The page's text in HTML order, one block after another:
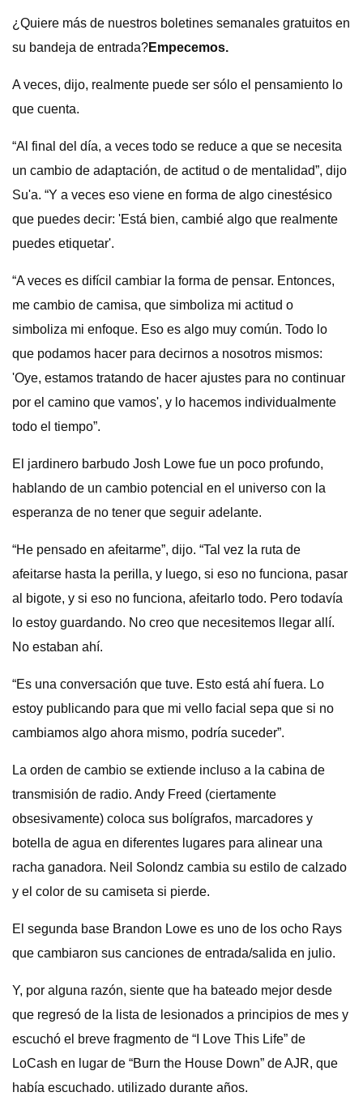
¿Quiere más de nuestros boletines semanales gratuitos en
su bandeja de entrada?Empecemos.
A veces, dijo, realmente puede ser sólo el pensamiento lo
que cuenta.
“Al final del día, a veces todo se reduce a que se necesita
un cambio de adaptación, de actitud o de mentalidad”, dijo
Su'a. “Y a veces eso viene en forma de algo cinestésico
que puedes decir: 'Está bien, cambié algo que realmente
puedes etiquetar'.
“A veces es difícil cambiar la forma de pensar. Entonces,
me cambio de camisa, que simboliza mi actitud o
simboliza mi enfoque. Eso es algo muy común. Todo lo
que podamos hacer para decirnos a nosotros mismos:
'Oye, estamos tratando de hacer ajustes para no continuar
por el camino que vamos', y lo hacemos individualmente
todo el tiempo”.
El jardinero barbudo Josh Lowe fue un poco profundo,
hablando de un cambio potencial en el universo con la
esperanza de no tener que seguir adelante.
“He pensado en afeitarme”, dijo. “Tal vez la ruta de
afeitarse hasta la perilla, y luego, si eso no funciona, pasar
al bigote, y si eso no funciona, afeitarlo todo. Pero todavía
lo estoy guardando. No creo que necesitemos llegar allí.
No estaban ahí.
“Es una conversación que tuve. Esto está ahí fuera. Lo
estoy publicando para que mi vello facial sepa que si no
cambiamos algo ahora mismo, podría suceder”.
La orden de cambio se extiende incluso a la cabina de
transmisión de radio. Andy Freed (ciertamente
obsesivamente) coloca sus bolígrafos, marcadores y
botella de agua en diferentes lugares para alinear una
racha ganadora. Neil Solondz cambia su estilo de calzado
y el color de su camiseta si pierde.
El segunda base Brandon Lowe es uno de los ocho Rays
que cambiaron sus canciones de entrada/salida en julio.
Y, por alguna razón, siente que ha bateado mejor desde
que regresó de la lista de lesionados a principios de mes y
escuchó el breve fragmento de “I Love This Life” de
LoCash en lugar de “Burn the House Down” de AJR, que
había escuchado. utilizado durante años.